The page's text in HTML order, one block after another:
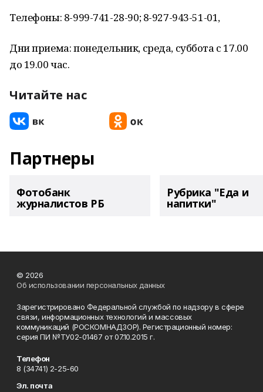
Телефоны: 8-999-741-28-90; 8-927-943-51-01,
Дни приема: понедельник, среда, суббота с 17.00
до 19.00 час.
Читайте нас
Партнеры
Фотобанк
журналистов РБ
Рубрика "Еда и
напитки"
© 2026
Об использовании персональных данных
Зарегистрировано Федеральной службой по надзору в сфере
связи, информационных технологий и массовых
коммуникаций (РОСКОМНАДЗОР). Регистрационный номер:
серия ПИ №ТУ02-01467 от 07.10.2015 г.
Телефон
8 (34741) 2-25-60
Эл. почта